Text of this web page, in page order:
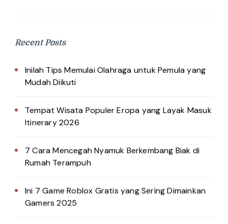
Recent Posts
Inilah Tips Memulai Olahraga untuk Pemula yang
Mudah Diikuti
Tempat Wisata Populer Eropa yang Layak Masuk
Itinerary 2026
7 Cara Mencegah Nyamuk Berkembang Biak di
Rumah Terampuh
Ini 7 Game Roblox Gratis yang Sering Dimainkan
Gamers 2025